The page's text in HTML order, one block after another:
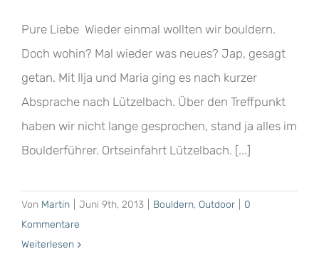
Pure Liebe Wieder einmal wollten wir bouldern.
Doch wohin? Mal wieder was neues? Jap, gesagt
getan. Mit Ilja und Maria ging es nach kurzer
Absprache nach Lützelbach. Über den Treffpunkt
haben wir nicht lange gesprochen, stand ja alles im
Boulderführer. Ortseinfahrt Lützelbach. [...]
Von Martin Juni 9th, 2013 Bouldern, Outdoor
0
Kommentare
Weiterlesen